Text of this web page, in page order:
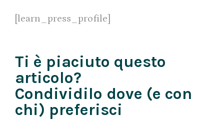
[learn_press_profile]
Ti è piaciuto questo
articolo?
Condividilo dove (e con
chi) preferisci